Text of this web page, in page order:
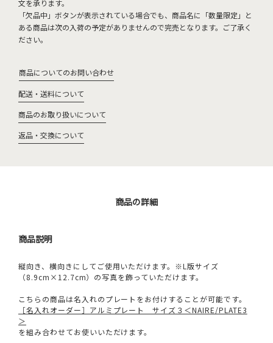
文を承ります。
「欠品中」ボタンが表示されている場合でも、商品名に「数量限定」と
ある商品は次の入荷の予定がありませんので完売となります。ご了承く
ださい。
商品についてのお問い合わせ
配送・送料について
商品のお取り扱いについて
返品・交換について
商品の詳細
商品説明
縦向き、横向きにしてご使用いただけます。※L版サイズ
（8.9cm×12.7cm）の写真を飾っていただけます。
こちらの商品は名入れのプレートをお付けすることが可能です。
［名入れオーダー］アルミプレート サイズ３＜NAIRE/PLATE3
＞
を組み合わせてお使いいただけます。